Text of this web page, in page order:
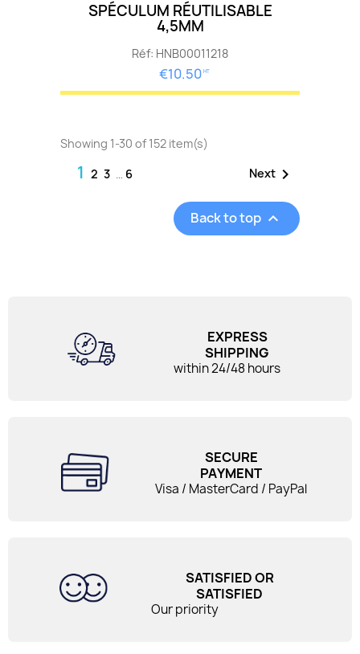
SPÉCULUM RÉUTILISABLE
4,5MM
Réf: HNB00011218
€10.50 HT
Showing 1-30 of 152 item(s)
1 2 3 … 6 Next 
Back to top 
EXPRESS
SHIPPING
within 24/48 hours
SECURE
PAYMENT
Visa / MasterCard / PayPal
SATISFIED OR
SATISFIED
Our priority